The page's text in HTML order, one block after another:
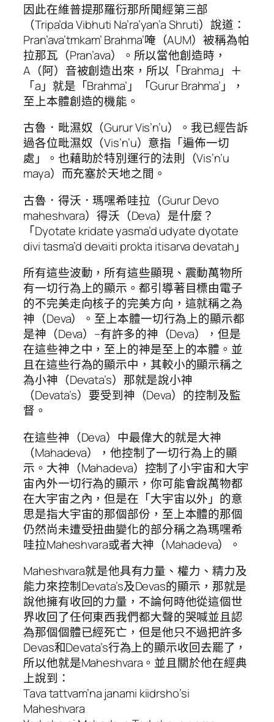
因此在維普提那羅衍那所聞經第三部
（Tripa’da Vibhuti Na’ra’yan’a Shruti）說道：
Pran’ava’tmkam’ Brahma’唵（AUM）被稱為帕
拉那瓦（Pran’ava）。所以當他創造時，
A（阿）音被創造出來，所以「Brahma」＋
「a」就是「Brahma’」「Gurur Brahma’」，
至上本體創造的機能。
古魯．毗濕奴（Gurur Vis’n’u）。我已經告訴
過各位毗濕奴（Vis’n’u）意指「遍佈一切
處」。也藉助於特別運行的法則（Vis’n’u
maya）而充塞於天地之間。
古魯．得沃．瑪嘿希哇拉（Gurur Devo
maheshvara）得沃（Deva）是什麼？
「Dyotate kridate yasma’d udyate dyotate
divi tasma’d devaiti prokta itisarva devatah」
所有這些波動，所有這些顯現、震動萬物所
有一切行為上的顯示。都引導著目標由電子
的不完美走向核子的完美方向，這就稱之為
神（Deva）。至上本體一切行為上的顯示都
是神（Deva）–有許多的神（Deva），但是
在這些神之中，至上的神是至上的本體。並
且在這些行為的顯示中，其較小的顯示稱之
為小神（Devata’s）那就是說小神
（Devata’s）要受到神（Deva）的控制及監
督。
在這些神（Deva）中最偉大的就是大神
（Mahadeva），他控制了一切行為上的顯
示。大神（Mahadeva）控制了小宇宙和大宇
宙內外一切行為的顯示，你可能會說萬物都
在大宇宙之內，但是在「大宇宙以外」的意
思是指大宇宙的那個部份，至上本體的那個
仍然尚未遭受扭曲變化的部分稱之為瑪嘿希
哇拉Maheshvara或者大神（Mahadeva）。
Maheshvara就是他具有力量、權力、精力及
能力來控制Devata’s及Devas的顯示，那就是
說他擁有收回的力量，不論何時他從這個世
界收回了任何東西我們都大聲的哭喊並且認
為那個個體已經死亡，但是他只不過把許多
Devas和Devata’s行為上的顯示收回去罷了，
所以他就是Maheshvara。並且關於他在經典
上說到：
Tava tattvam’na janami kiidrsho’si
Maheshvara